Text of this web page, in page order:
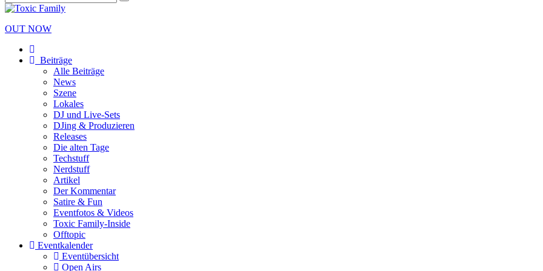
OUT NOW
Beiträge
Alle Beiträge
News
Szene
Lokales
DJ und Live-Sets
DJing & Produzieren
Releases
Die alten Tage
Techstuff
Nerdstuff
Artikel
Der Kommentar
Satire & Fun
Eventfotos & Videos
Toxic Family-Inside
Offtopic
Eventkalender
Eventübersicht
Open Airs